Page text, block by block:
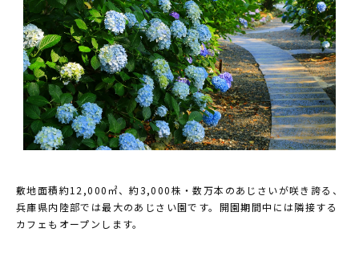
敷地面積約12,000㎡、約3,000株・数万本のあじさいが咲き誇る、
兵庫県内陸部では最大のあじさい園です。開園期間中には隣接する
カフェもオープンします。